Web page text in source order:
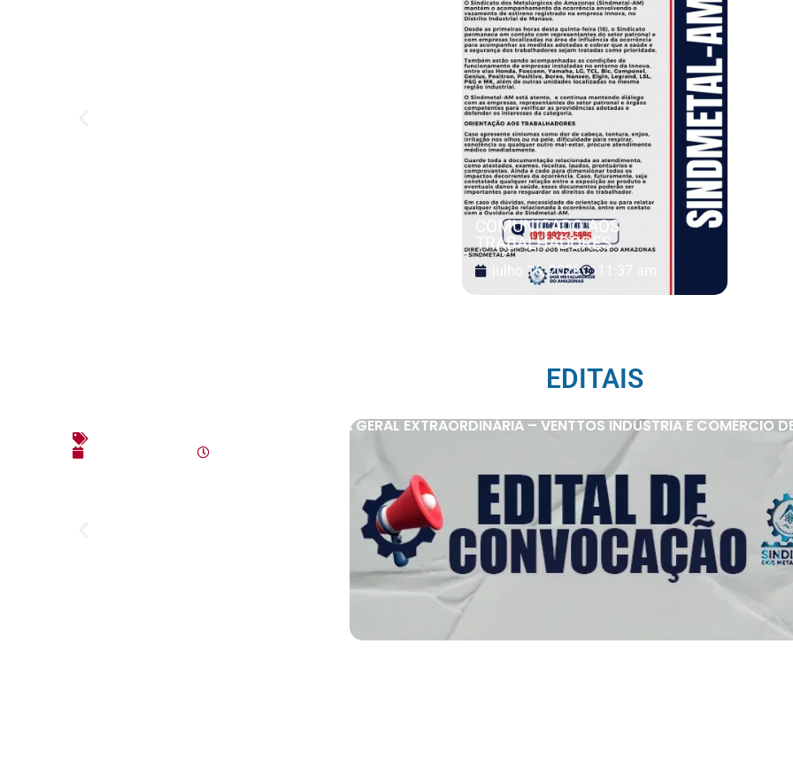
COMUNICADO AOS
TRABALHADORES
julho 16, 2026
EDITAIS
EDITAL DE CONVOCAÇÃO – ASSEMBLEIA GERAL EXTRAORDINÁRIA – VENTTOS INDÚSTRIA E COMÉRCIO